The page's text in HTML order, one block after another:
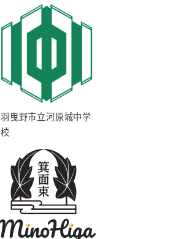
羽曳野市立河原城中学
校